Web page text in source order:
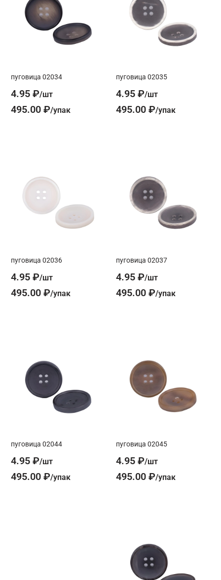
пуговица 02034
4.95 ₽
495.00 ₽
пуговица 02035
4.95 ₽
495.00 ₽
пуговица 02036
4.95 ₽
495.00 ₽
пуговица 02037
4.95 ₽
495.00 ₽
пуговица 02044
4.95 ₽
495.00 ₽
пуговица 02045
4.95 ₽
495.00 ₽